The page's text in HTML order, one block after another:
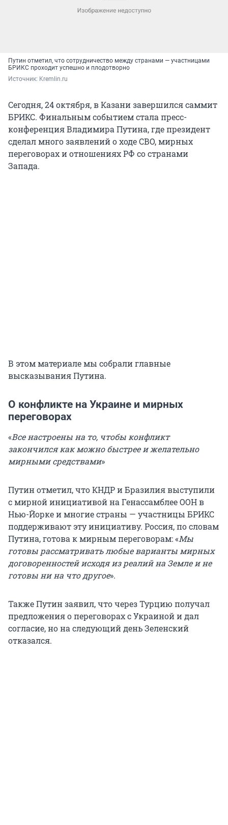
Путин отметил, что сотрудничество между странами — участницами
БРИКС проходит успешно и плодотворно
Источник: Kremlin.ru
Сегодня, 24 октября, в Казани завершился саммит
БРИКС. Финальным событием стала пресс-
конференция Владимира Путина, где президент
сделал много заявлений о ходе СВО, мирных
переговорах и отношениях РФ со странами
Запада.
В этом материале мы собрали главные
высказывания Путина.
О конфликте на Украине и мирных
переговорах
«Все настроены на то, чтобы конфликт
закончился как можно быстрее и желательно
мирными средствами»
Путин отметил, что КНДР и Бразилия выступили
с мирной инициативой на Генассамблее ООН в
Нью-Йорке и многие страны — участницы БРИКС
поддерживают эту инициативу. Россия, по словам
Путина, готова к мирным переговорам: «Мы
готовы рассматривать любые варианты мирных
договоренностей исходя из реалий на Земле и не
готовы ни на что другое».
Также Путин заявил, что через Турцию получал
предложения о переговорах с Украиной и дал
согласие, но на следующий день Зеленский
отказался.